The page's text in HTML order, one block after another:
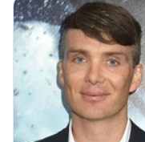
vulnérabilité pour être